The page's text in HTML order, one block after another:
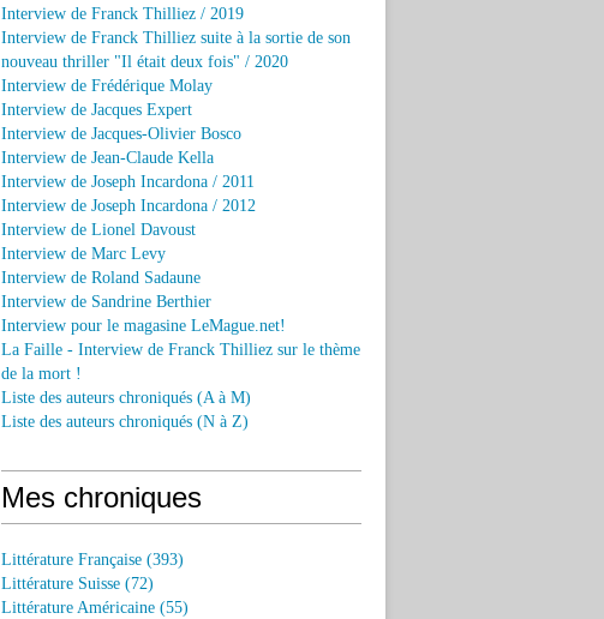
Interview de Franck Thilliez / 2019
Interview de Franck Thilliez suite à la sortie de son
nouveau thriller "Il était deux fois" / 2020
Interview de Frédérique Molay
Interview de Jacques Expert
Interview de Jacques-Olivier Bosco
Interview de Jean-Claude Kella
Interview de Joseph Incardona / 2011
Interview de Joseph Incardona / 2012
Interview de Lionel Davoust
Interview de Marc Levy
Interview de Roland Sadaune
Interview de Sandrine Berthier
Interview pour le magasine LeMague.net!
La Faille - Interview de Franck Thilliez sur le thème
de la mort !
Liste des auteurs chroniqués (A à M)
Liste des auteurs chroniqués (N à Z)
Mes chroniques
Littérature Française (393)
Littérature Suisse (72)
Littérature Américaine (55)